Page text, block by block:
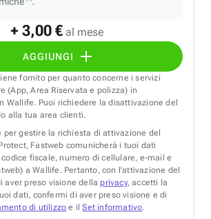
+ 3,00 € al mese
AGGIUNGI
fornito per quanto concerne i servizi
(App, Area Riservata e polizza) in
Wallife. Puoi richiedere la disattivazione del
alla tua area clienti.
per gestire la richiesta di attivazione del
Fastweb comunicherà i tuoi dati
fiscale, numero di cellulare, e-mail e
a Wallife. Pertanto, con l’attivazione del
aver preso visione della privacy, accetti la
dati, confermi di aver preso visione e di
di utilizzo e ilSet informativo.